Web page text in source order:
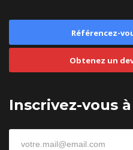
Référencez-
Obtenez un
Inscrivez-vous